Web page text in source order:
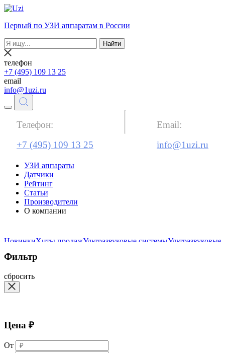
Первый по УЗИ аппаратам в России
Найти
телефон
+7 (495) 109 13 25
email
info@1uzi.ru
Телефон:
+7 (495) 109 13 25
Email:
info@1uzi.ru
УЗИ аппараты
Датчики
Рейтинг
Статьи
Производители
О компании
НовинкиХиты продажУльтразвуковые системыУльтразвуковые
Фильтр
сбросить
Цена ₽
От